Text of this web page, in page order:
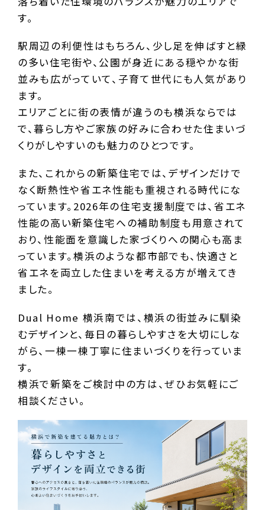
す。
駅周辺の利便性はもちろん、少し足を伸ばすと緑
の多い住宅街や、公園が身近にある穏やかな街
並みも広がっていて、子育て世代にも人気があり
ます。
エリアごとに街の表情が違うのも横浜ならでは
で、暮らし方やご家族の好みに合わせた住まいづ
くりがしやすいのも魅力のひとつです。
また、これからの新築住宅では、デザインだけで
なく断熱性や省エネ性能も重視される時代にな
っています。2026年の住宅支援制度では、省エネ
性能の高い新築住宅への補助制度も用意されて
おり、性能面を意識した家づくりへの関心も高ま
っています。横浜のような都市部でも、快適さと
省エネを両立した住まいを考える方が増えてき
ました。
Dual Home 横浜南では、横浜の街並みに馴染
むデザインと、毎日の暮らしやすさを大切にしな
がら、一棟一棟丁寧に住まいづくりを行っていま
す。
横浜で新築をご検討中の方は、ぜひお気軽にご
相談ください。